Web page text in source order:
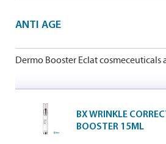
ANTI AGE
Dermo Booster Eclat cosmeceuticals
BX WRINKLE
BOOSTER 15ML